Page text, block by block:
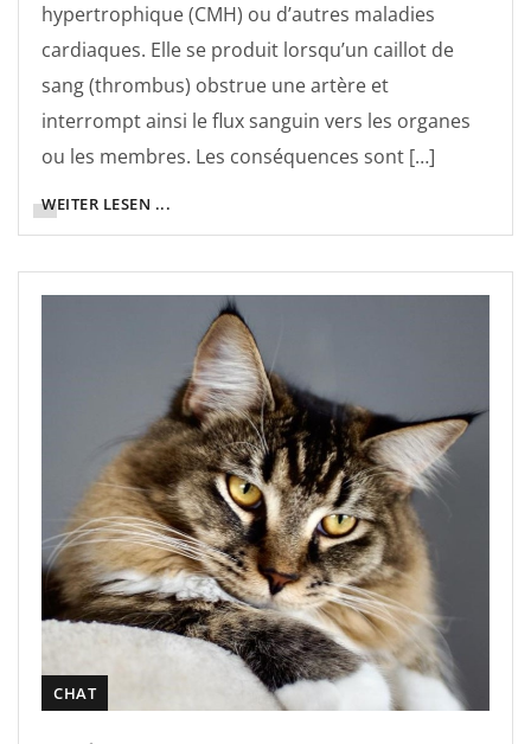
hypertrophique (CMH) ou d’autres maladies
cardiaques. Elle se produit lorsqu’un caillot de
sang (thrombus) obstrue une artère et
interrompt ainsi le flux sanguin vers les organes
ou les membres. Les conséquences sont […]
WEITER LESEN ...
CHAT